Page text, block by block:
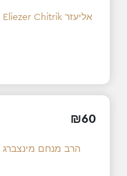
Eliezer Chitrik אליעזר
₪60
הרב מנחם מינצברג